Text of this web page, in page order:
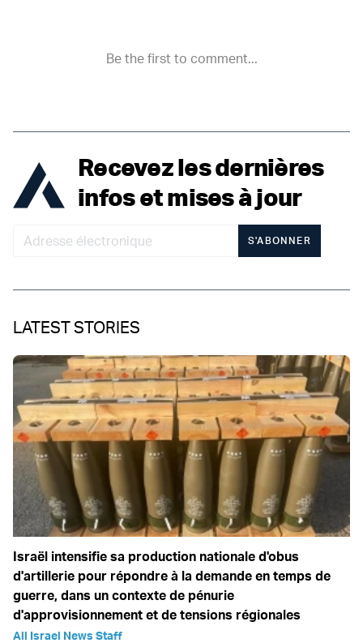
Recevez les dernières
infos et mises à jour
S'ABONNER
LATEST STORIES
Israël intensifie sa production nationale d'obus
d'artillerie pour répondre à la demande en temps de
guerre, dans un contexte de pénurie
d'approvisionnement et de tensions régionales
All Israel News Staff